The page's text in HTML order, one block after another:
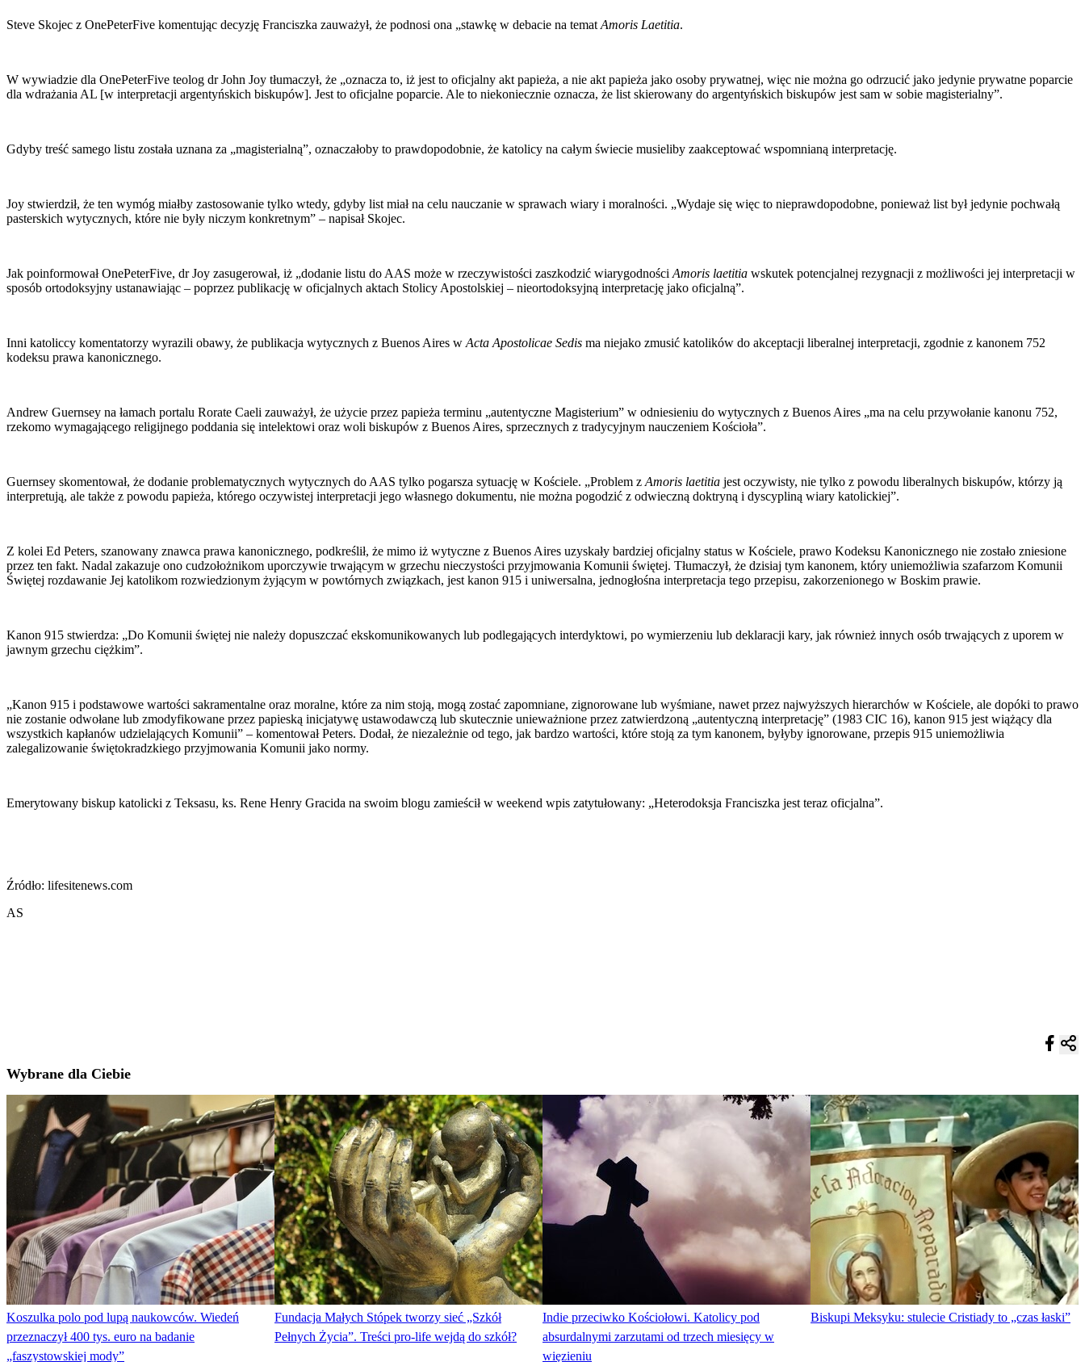
Steve Skojec z OnePeterFive komentując decyzję Franciszka zauważył, że podnosi ona „stawkę w debacie na temat Amoris Laetitia.
W wywiadzie dla OnePeterFive teolog dr John Joy tłumaczył, że „oznacza to, iż jest to oficjalny akt papieża, a nie akt papieża jako osoby prywatnej, więc nie można go odrzucić jako jedynie prywatne poparcie
dla wdrażania AL [w interpretacji argentyńskich biskupów]. Jest to oficjalne poparcie. Ale to niekoniecznie oznacza, że ​​list skierowany do argentyńskich biskupów jest sam w sobie magisterialny”.
Gdyby treść samego listu została uznana za „magisterialną”, oznaczałoby to prawdopodobnie, że katolicy na całym świecie musieliby zaakceptować wspomnianą interpretację.
Joy stwierdził, że ten wymóg miałby zastosowanie tylko wtedy, gdyby list miał na celu nauczanie w sprawach wiary i moralności. „Wydaje się więc to nieprawdopodobne, ponieważ list był jedynie pochwałą
pasterskich wytycznych, które nie były niczym konkretnym” – napisał Skojec.
Jak poinformował OnePeterFive, dr Joy zasugerował, iż „dodanie listu do AAS może w rzeczywistości zaszkodzić wiarygodności Amoris laetitia wskutek potencjalnej rezygnacji z możliwości jej interpretacji w
sposób ortodoksyjny ustanawiając – poprzez publikację w oficjalnych aktach Stolicy Apostolskiej – ​​nieortodoksyjną interpretację jako oficjalną”.
Inni katoliccy komentatorzy wyrazili obawy, że publikacja wytycznych z Buenos Aires w Acta Apostolicae Sedis ma niejako zmusić katolików do akceptacji liberalnej interpretacji, zgodnie z kanonem 752
kodeksu prawa kanonicznego.
Andrew Guernsey na łamach portalu Rorate Caeli zauważył, że użycie przez papieża terminu „autentyczne Magisterium” w odniesieniu do wytycznych z Buenos Aires „ma na celu przywołanie kanonu 752,
rzekomo wymagającego religijnego poddania się intelektowi oraz woli biskupów z Buenos Aires, sprzecznych z tradycyjnym nauczeniem Kościoła”.
Guernsey skomentował, że dodanie problematycznych wytycznych do AAS tylko pogarsza sytuację w Kościele. „Problem z Amoris laetitia jest oczywisty, nie tylko z powodu liberalnych biskupów, którzy ją
interpretują, ale także z powodu papieża, którego oczywistej interpretacji jego własnego dokumentu, nie można pogodzić z odwieczną doktryną i dyscypliną wiary katolickiej”.
Z kolei Ed Peters, szanowany znawca prawa kanonicznego, podkreślił, że mimo iż wytyczne z Buenos Aires uzyskały bardziej oficjalny status w Kościele, prawo Kodeksu Kanonicznego nie zostało zniesione
przez ten fakt. Nadal zakazuje ono cudzołożnikom uporczywie trwającym w grzechu nieczystości przyjmowania Komunii świętej. Tłumaczył, że dzisiaj tym kanonem, który uniemożliwia szafarzom Komunii
Świętej rozdawanie Jej katolikom rozwiedzionym żyjącym w powtórnych związkach, jest kanon 915 i uniwersalna, jednogłośna interpretacja tego przepisu, zakorzenionego w Boskim prawie.
Kanon 915 stwierdza: „Do Komunii świętej nie należy dopuszczać ekskomunikowanych lub podlegających interdyktowi, po wymierzeniu lub deklaracji kary, jak również innych osób trwających z uporem w
jawnym grzechu ciężkim”.
„Kanon 915 i podstawowe wartości sakramentalne oraz moralne, które za nim stoją, mogą zostać zapomniane, zignorowane lub wyśmiane, nawet przez najwyższych hierarchów w Kościele, ale dopóki to prawo
nie zostanie odwołane lub zmodyfikowane przez papieską inicjatywę ustawodawczą lub skutecznie unieważnione przez zatwierdzoną „autentyczną interpretację” (1983 CIC 16), kanon 915 jest wiążący dla
wszystkich kapłanów udzielających Komunii” – komentował Peters. Dodał, że niezależnie od tego, jak bardzo wartości, które stoją za tym kanonem, byłyby ignorowane, przepis 915 uniemożliwia
zalegalizowanie świętokradzkiego przyjmowania Komunii jako normy.
Emerytowany biskup katolicki z Teksasu, ks. Rene Henry Gracida na swoim blogu zamieścił w weekend wpis zatytułowany: „Heterodoksja Franciszka jest teraz oficjalna”.
Źródło: lifesitenews.com
AS
Wybrane dla Ciebie
Koszulka polo pod lupą naukowców. Wiedeń
przeznaczył 400 tys. euro na badanie
„faszystowskiej mody”
Fundacja Małych Stópek tworzy sieć „Szkół
Pełnych Życia”. Treści pro-life wejdą do szkół?
Indie przeciwko Kościołowi. Katolicy pod
absurdalnymi zarzutami od trzech miesięcy w
więzieniu
Biskupi Meksyku: stulecie Cristiady to „czas łaski”